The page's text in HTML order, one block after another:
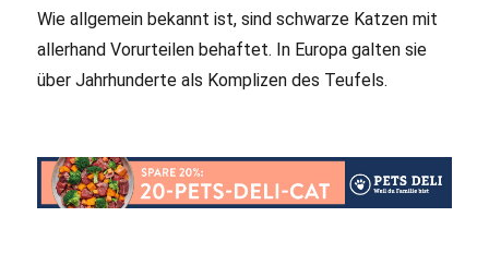
Wie allgemein bekannt ist, sind schwarze Katzen mit
allerhand Vorurteilen behaftet. In Europa galten sie
über Jahrhunderte als Komplizen des Teufels.